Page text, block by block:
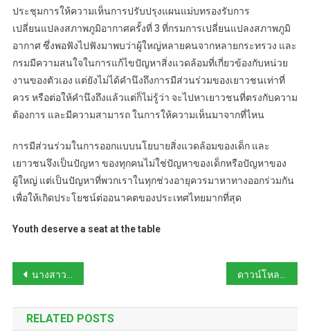
ประชุมการให้ความเห็นการปรับปรุงแผนแม่บทรองรับการ
เปลี่ยนแปลงสภาพภูมิอากาศครั้งที่ 3 ที่กรมการเปลี่ยนแปลงสภาพภูมิ
อากาศ ซึ่งพอฟังไปฟังมาพบว่าผู้ใหญ่หลายคนจากหลายกระทรวง และ
กรมมีความสนใจในการแก้ไขปัญหาสิ่งแวดล้อมที่เกี่ยวข้องกับหน่วย
งานของตัวเอง แต่ยังไม่ได้คำนึงถึงการมีส่วนร่วมของเยาวชนเท่าที่
ควร หรือต่อให้คำนึงถึงแล้วแต่ก็ไม่รู้ว่า จะไปหาเยาวชนที่ตรงกับความ
ต้องการ และมีความสามารถ ในการให้ความเห็นมาจากที่ไหน
การมีส่วนร่วมในการออกแบบนโยบายสิ่งแวดล้อมของเด็ก และ
เยาวชนจึงเป็นปัญหา ของทุกคนไม่ใช่ปัญหาของเด็กหรือปัญหาของ
ผู้ใหญ่ แต่เป็นปัญหาที่พวกเราในทุกช่วงอายุควรมาหาทางออกร่วมกัน
เพื่อให้เกิดประโยชน์ต่ออนาคตของประเทศไทยมากที่สุด
Youth deserve a seat at the table
Post
navigation
นางสาวพิทยาภรณ์ พุทธสินธุ์ ได้รับรางวัลนักสื่อสารวิทยาศาสตร์ดีเด่น
RELATED POSTS